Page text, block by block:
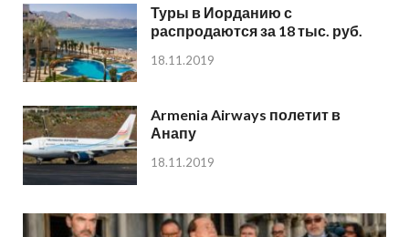
Туры в Иорданию с
распродаются за 18 тыс. руб.
18.11.2019
Armenia Airways полетит в
Анапу
18.11.2019